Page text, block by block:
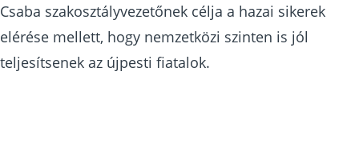
Csaba szakosztályvezetőnek célja a hazai sikerek
elérése mellett, hogy nemzetközi szinten is jól
teljesítsenek az újpesti fiatalok.